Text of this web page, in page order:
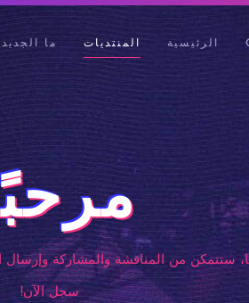
الرئيسية المنتديات ما الجديد
ستتمكن من المناقشة والمشاركة وإرسال
سجل الآن!